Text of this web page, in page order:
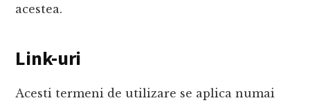
acestea.
Link-uri
Acesti termeni de utilizare se aplica numai